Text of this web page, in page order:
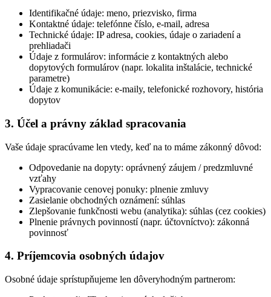
Identifikačné údaje: meno, priezvisko, firma
Kontaktné údaje: telefónne číslo, e-mail, adresa
Technické údaje: IP adresa, cookies, údaje o zariadení a
prehliadači
Údaje z formulárov: informácie z kontaktných alebo
dopytových formulárov (napr. lokalita inštalácie, technické
parametre)
Údaje z komunikácie: e-maily, telefonické rozhovory, história
dopytov
3. Účel a právny základ spracovania
Vaše údaje spracúvame len vtedy, keď na to máme zákonný dôvod:
Odpovedanie na dopyty: oprávnený záujem / predzmluvné
vzťahy
Vypracovanie cenovej ponuky: plnenie zmluvy
Zasielanie obchodných oznámení: súhlas
Zlepšovanie funkčnosti webu (analytika): súhlas (cez cookies)
Plnenie právnych povinností (napr. účtovníctvo): zákonná
povinnosť
4. Príjemcovia osobných údajov
Osobné údaje sprístupňujeme len dôveryhodným partnerom: